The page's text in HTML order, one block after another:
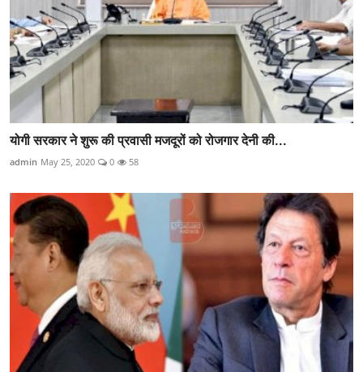
योगी सरकार ने शुरू की प्रवासी मजदूरों को रोजगार देनी की...
admin May 25, 2020 0 58